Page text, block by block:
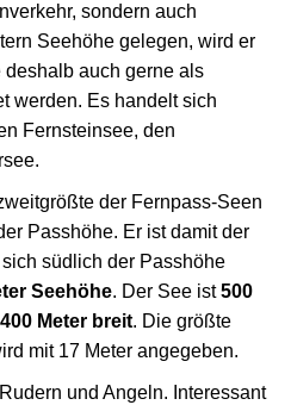
sondern auch
Seehöhe gelegen, wird er
auch gerne als
werden. Es handelt sich
Fernsteinsee, den
der Fernpass-Seen
Passhöhe. Er ist damit der
südlich der Passhöhe
Seehöhe. Der See ist500
Meter breit. Die größte
mit 17 Meter angegeben.
und Angeln. Interessant